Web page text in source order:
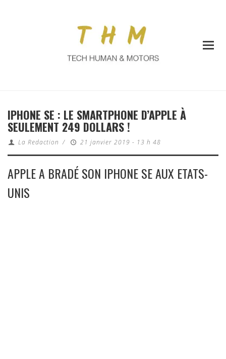
IPHONE SE : LE SMARTPHONE D’APPLE À
SEULEMENT 249 DOLLARS !
La Redaction / 21 janvier 2019 - 13 h 48
APPLE A BRADÉ SON IPHONE SE AUX ETATS-
UNIS